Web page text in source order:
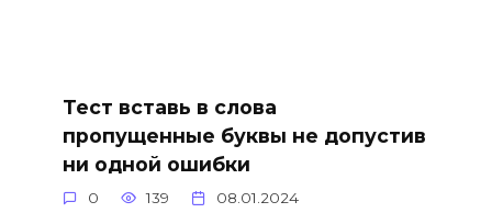
Тест вставь в слова
пропущенные буквы не допустив
ни одной ошибки
0 139 08.01.2024